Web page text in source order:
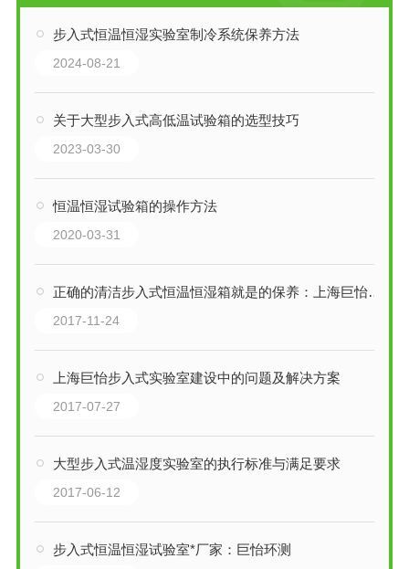
步入式恒温恒湿实验室制冷系统保养方法
2024-08-21
关于大型步入式高低温试验箱的选型技巧
2023-03-30
恒温恒湿试验箱的操作方法
2020-03-31
正确的清洁步入式恒温恒湿箱就是的保养：上海巨怡环试
2017-11-24
上海巨怡步入式实验室建设中的问题及解决方案
2017-07-27
大型步入式温湿度实验室的执行标准与满足要求
2017-06-12
步入式恒温恒湿试验室*厂家：巨怡环测